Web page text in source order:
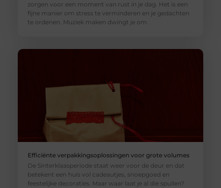
zorgen voor een moment van rust in je dag. Het is een
fijne manier om stress te verminderen en je gedachten
te ordenen. Muziek maken dwingt je om
Efficiënte verpakkingsoplossingen voor grote volumes
De Sinterklaasperiode staat weer voor de deur en dat
betekent een huis vol cadeautjes, snoepgoed en
feestelijke decoraties. Maar waar laat je al die spullen?